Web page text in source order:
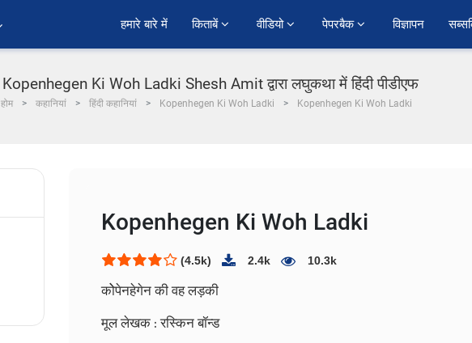
हमारे बारे में किताबें वीडियो पेपरबैक विज्ञापन
Kopenhegen Ki Woh Ladki Shesh Amit द्वारा लघुकथा में हिंदी पीडीएफ
होम कहानियां हिंदी कहानियां Kopenhegen Ki Woh Ladki Kopenhegen Ki Woh Ladki
Kopenhegen Ki Woh Ladki
(4.5k) 2.4k 10.3k
कोेपेनहेगेन की वह लड़की
मूल लेखक : रस्किन बॉन्ड